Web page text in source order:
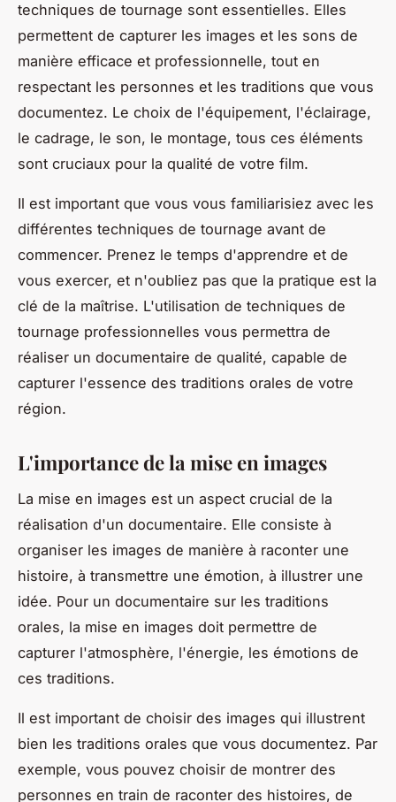
techniques de tournage sont essentielles. Elles
permettent de capturer les images et les sons de
manière efficace et professionnelle, tout en
respectant les personnes et les traditions que vous
documentez. Le choix de l'équipement, l'éclairage,
le cadrage, le son, le montage, tous ces éléments
sont cruciaux pour la qualité de votre film.
Il est important que vous vous familiarisiez avec les
différentes techniques de tournage avant de
commencer. Prenez le temps d'apprendre et de
vous exercer, et n'oubliez pas que la pratique est la
clé de la maîtrise. L'utilisation de techniques de
tournage professionnelles vous permettra de
réaliser un documentaire de qualité, capable de
capturer l'essence des traditions orales de votre
région.
L'importance de la mise en images
La mise en images est un aspect crucial de la
réalisation d'un documentaire. Elle consiste à
organiser les images de manière à raconter une
histoire, à transmettre une émotion, à illustrer une
idée. Pour un documentaire sur les traditions
orales, la mise en images doit permettre de
capturer l'atmosphère, l'énergie, les émotions de
ces traditions.
Il est important de choisir des images qui illustrent
bien les traditions orales que vous documentez. Par
exemple, vous pouvez choisir de montrer des
personnes en train de raconter des histoires, de